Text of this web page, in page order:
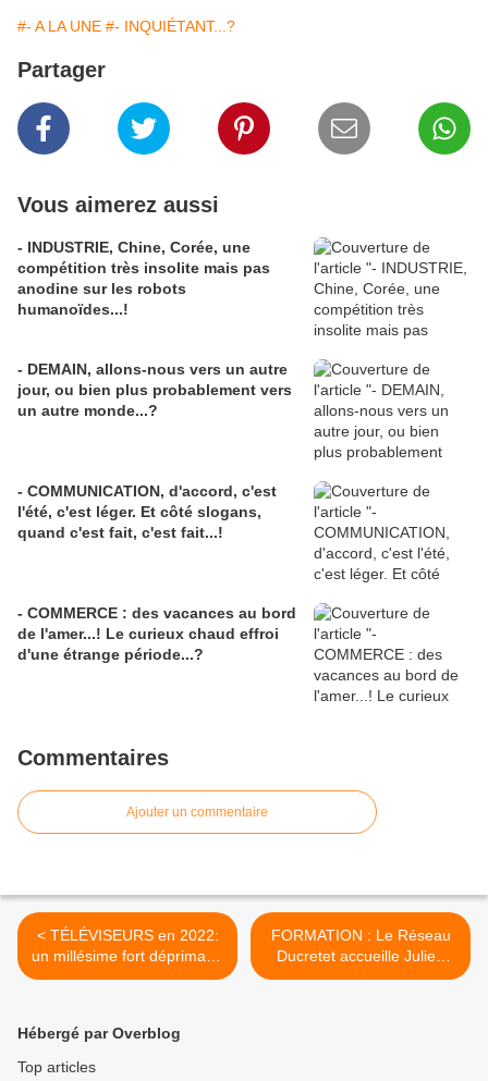
#- A LA UNE #- INQUIÉTANT...?
Partager
Vous aimerez aussi
- INDUSTRIE, Chine, Corée, une
compétition très insolite mais pas
anodine sur les robots
humanoïdes...!
- DEMAIN, allons-nous vers un autre
jour, ou bien plus probablement vers
un autre monde...?
- COMMUNICATION, d'accord, c'est
l'été, c'est léger. Et côté slogans,
quand c'est fait, c'est fait...!
- COMMERCE : des vacances au bord
de l'amer...! Le curieux chaud effroi
d'une étrange période...?
Commentaires
Ajouter un commentaire
< TÉLÉVISEURS en 2022:
un millésime fort déprimant,
avec moins de ventes, et
FORMATION : Le Réseau
Ducretet accueille Julien
Wypych, son nouveau
Hébergé par Overblog
Top articles